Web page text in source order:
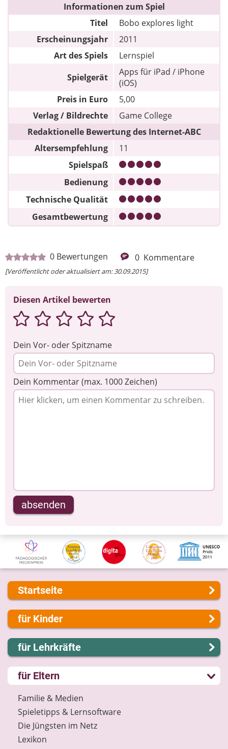
Informationen zum Spiel
Titel
Bobo explores light
Erscheinungsjahr
2011
Art des Spiels
Lernspiel
Spielgerät
Apps für iPad / iPhone
(iOS)
Preis in Euro
5,00
Verlag / Bildrechte
Game College
Redaktionelle Bewertung des Internet-ABC
Altersempfehlung
11
Spielspaß
Bedienung
Technische Qualität
Gesamtbewertung
0 Bewertungen 0 Kommentare
[Veröffentlicht oder aktualisiert am: 30.09.2015]
Diesen Artikel bewerten
Dein Vor- oder Spitzname
Dein Kommentar (max. 1000 Zeichen)
absenden
Startseite
Über uns
Presse
Kontakt
Impressum
Internet-ABC Sitemap
Barrierefreiheit
Länderprojekte
für Kinder
Lernen und Schule
Hobby und Freizeit
Spiel und Spaß
Mitreden und Mitmachen
Lexikon
Datenschutz
Newsletter
für Lehrkräfte
Lernmodule
Unterrichts­materialien
Internet-ABC-Schule
Praxishilfen
Aktuelles
Materialbestellung
für Eltern
Familie & Medien
Spieletipps & Lernsoftware
Die Jüngsten im Netz
Lexikon